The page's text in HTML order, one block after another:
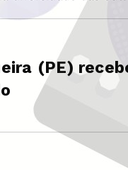
(PE)